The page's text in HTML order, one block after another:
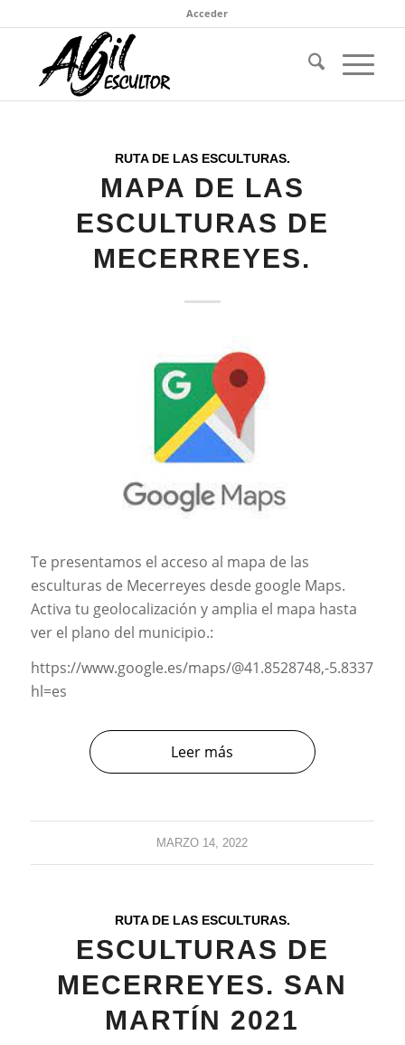
Acceder
RUTA DE LAS ESCULTURAS.
MAPA DE LAS
ESCULTURAS DE
MECERREYES.
Te presentamos el acceso al mapa de las
esculturas de Mecerreyes desde google Maps.
Activa tu geolocalización y amplia el mapa hasta
ver el plano del municipio.:
https://www.google.es/maps/@41.8528748,-
hl=es
Leer más
MARZO 14, 2022
RUTA DE LAS ESCULTURAS.
ESCULTURAS DE
MECERREYES. SAN
MARTÍN 2021